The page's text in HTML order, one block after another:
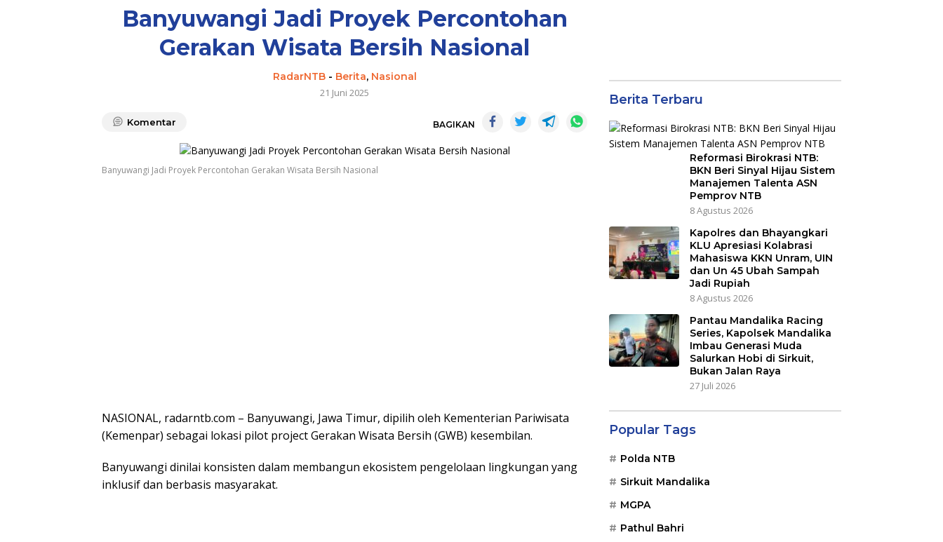
Banyuwangi Jadi Proyek Percontohan
Gerakan Wisata Bersih Nasional
RadarNTB- Berita, Nasional
21 Juni 2025
Komentar BAGIKAN
Banyuwangi Jadi Proyek Percontohan Gerakan Wisata Bersih Nasional
NASIONAL, radarntb.com – Banyuwangi, Jawa Timur, dipilih oleh Kementerian Pariwisata
(Kemenpar) sebagai lokasi pilot project Gerakan Wisata Bersih (GWB) kesembilan.
Banyuwangi dinilai konsisten dalam membangun ekosistem pengelolaan lingkungan yang
inklusif dan berbasis masyarakat.
Berita Terbaru
Reformasi Birokrasi NTB:
BKN Beri Sinyal Hijau Sistem
Manajemen Talenta ASN
Pemprov NTB
8 Agustus 2026
Kapolres dan Bhayangkari
KLU Apresiasi Kolabrasi
Mahasiswa KKN Unram, UIN
dan Un 45 Ubah Sampah
Jadi Rupiah
8 Agustus 2026
Pantau Mandalika Racing
Series, Kapolsek Mandalika
Imbau Generasi Muda
Salurkan Hobi di Sirkuit,
Bukan Jalan Raya
27 Juli 2026
Popular Tags
Polda NTB
Sirkuit Mandalika
MGPA
Pathul Bahri